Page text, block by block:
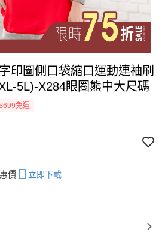
印圖側口袋縮口運動連袖刷
5L)-X284眼圈熊中大尺碼
免運
價
立即下載